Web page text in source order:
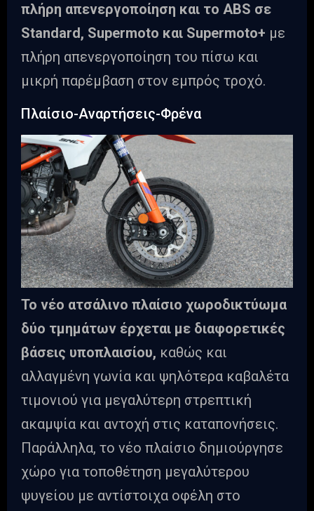
πλήρη απενεργοποίηση και το ABS σε
Standard, Supermoto και Supermoto+ με
πλήρη απενεργοποίηση του πίσω και
μικρή παρέμβαση στον εμπρός τροχό.
Πλαίσιο-Αναρτήσεις-Φρένα
Το νέο ατσάλινο πλαίσιο χωροδικτύωμα
δύο τμημάτων έρχεται με διαφορετικές
βάσεις υποπλαισίου, καθώς και
αλλαγμένη γωνία και ψηλότερα καβαλέτα
τιμονιού για μεγαλύτερη στρεπτική
ακαμψία και αντοχή στις καταπονήσεις.
Παράλληλα, το νέο πλαίσιο δημιούργησε
χώρο για τοποθέτηση μεγαλύτερου
ψυγείου με αντίστοιχα οφέλη στο